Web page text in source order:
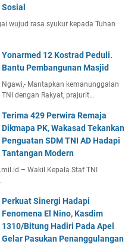
Sosial
wujud rasa syukur kepada Tuhan
Yonarmed 12 Kostrad Peduli.
Bantu Pembangunan Masjid
Ngawi,- Mantapkan kemanunggalan
TNI dengan Rakyat, prajurit…
Terima 429 Perwira Remaja
Dikmapa PK, Wakasad Tekankan
Penguatan SDM TNI AD Hadapi
Tantangan Modern
– Wakil Kepala Staf TNI
Perkuat Sinergi Hadapi
Fenomena El Nino, Kasdim
1310/Bitung Hadiri Pada Apel
Gelar Pasukan Penanggulangan